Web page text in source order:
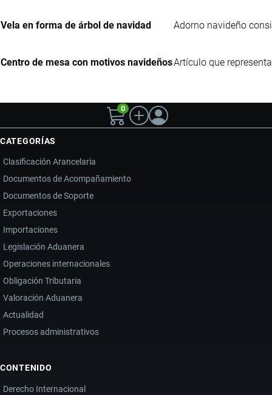
Vela en forma de árbol de navidad Adorno navideño
Centro de mesa con motivos navideñosArtículo que
0
CATEGORÍAS
Clasificación Arancelaria
Documentos de Acompañamiento
Documentos de Soporte
Exportaciones
Importaciones
Legislación Aduanera
Operaciones internacionales
Obligación Tributaria
Valoración Aduanera
Actualidad
Procesos administrativos
CONTENIDO
Derecho Internacional